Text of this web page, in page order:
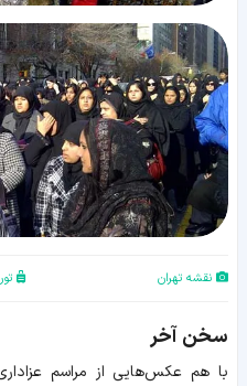
نقشه تهران
سخن آخر
با هم عکس‌هایی از مراسم